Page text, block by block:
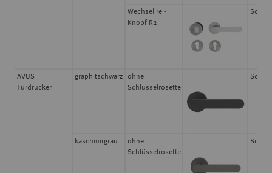
Wechsel re -
Knopf R2
AVUS
Türdrücker
graphitschwarz
ohne
Schlüsselrosette
kaschmirgrau
ohne
Schlüsselrosette